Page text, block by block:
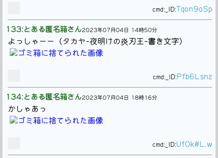
cmd: _ID:Tqon9oSp
133:とある匿名箱さん2023年07月04日 14時50分
よっしゃーー（タカヤ-夜明けの炎刃王-書き文字）
cmd: _ID:Pfb6Lsnz
134:とある匿名箱さん2023年07月04日 18時16分
かしゃあっ
cmd: _ID:UfOk#L.w